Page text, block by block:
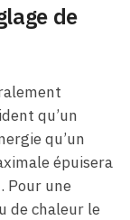
de
qu’un
qu’un
épuisera
Pour une
de chaleur le